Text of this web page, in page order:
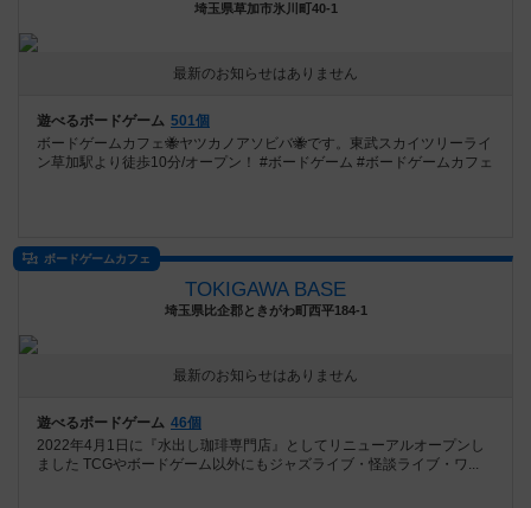
埼玉県草加市氷川町40-1
最新のお知らせはありません
遊べるボードゲーム 501個
ボードゲームカフェ🐝ヤツカノアソビバ🐝です。東武スカイツリーライ
ン草加駅より徒歩10分/オープン！ #ボードゲーム #ボードゲームカフェ
ボードゲームカフェ
TOKIGAWA BASE
埼玉県比企郡ときがわ町西平184-1
最新のお知らせはありません
遊べるボードゲーム 46個
2022年4月1日に『水出し珈琲専門店』としてリニューアルオープンし
ました TCGやボードゲーム以外にもジャズライブ・怪談ライブ・ワ...